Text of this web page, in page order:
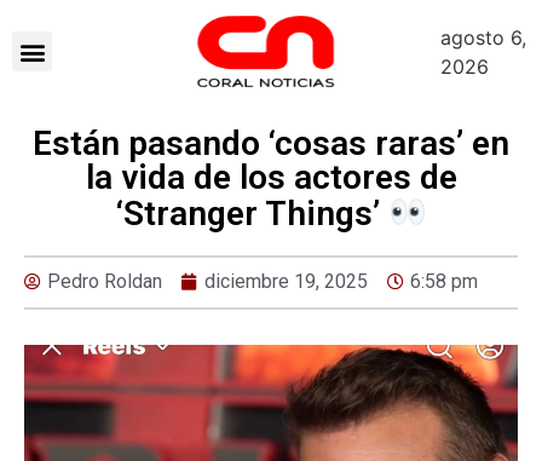
agosto 6,
2026
Están pasando ‘cosas raras’ en
la vida de los actores de
‘Stranger Things’
Pedro Roldan diciembre 19, 2025 6:58 pm